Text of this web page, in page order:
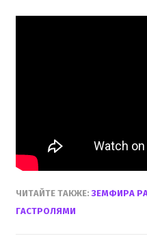
ЧИТАЙТЕ ТАКЖЕ:ЗЕМФИРА
ГАСТРОЛЯМИ